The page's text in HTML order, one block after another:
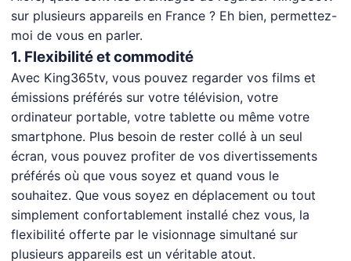
sur plusieurs appareils en France ? Eh bien, permettez-
moi de vous en parler.
1. Flexibilité et commodité
Avec King365tv, vous pouvez regarder vos films et
émissions préférés sur votre télévision, votre
ordinateur portable, votre tablette ou même votre
smartphone. Plus besoin de rester collé à un seul
écran, vous pouvez profiter de vos divertissements
préférés où que vous soyez et quand vous le
souhaitez. Que vous soyez en déplacement ou tout
simplement confortablement installé chez vous, la
flexibilité offerte par le visionnage simultané sur
plusieurs appareils est un véritable atout.